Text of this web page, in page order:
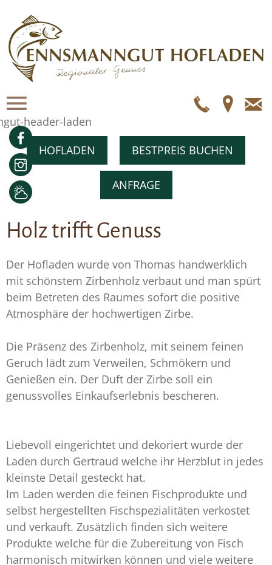
Facebook
Instagram
HOFLADEN BESTPREIS BUCHEN
ANFRAGE
Holz trifft Genuss
Der Hofladen wurde von Thomas handwerklich
mit schönstem Zirbenholz verbaut und man spürt
beim Betreten des Raumes sofort die positive
Atmosphäre der hochwertigen Zirbe.
Die Präsenz des Zirbenholz, mit seinem feinen
Geruch lädt zum Verweilen, Schmökern und
Genießen ein. Der Duft der Zirbe soll ein
genussvolles Einkaufserlebnis bescheren.
Liebevoll eingerichtet und dekoriert wurde der
Laden durch Gertraud welche ihr Herzblut in jedes
kleinste Detail gesteckt hat.
Im Laden werden die feinen Fischprodukte und
selbst hergestellten Fischspezialitäten verkostet
und verkauft. Zusätzlich finden sich weitere
Produkte welche für die Zubereitung von Fisch
harmonisch mitwirken können und viele weitere